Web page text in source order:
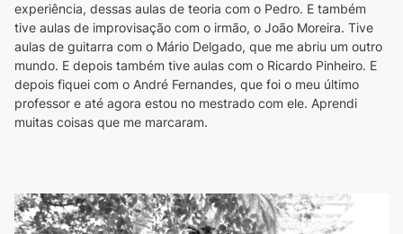
experiência, dessas aulas de teoria com o Pedro. E também
tive aulas de improvisação com o irmão, o João Moreira. Tive
aulas de guitarra com o Mário Delgado, que me abriu um outro
mundo. E depois também tive aulas com o Ricardo Pinheiro. E
depois fiquei com o André Fernandes, que foi o meu último
professor e até agora estou no mestrado com ele. Aprendi
muitas coisas que me marcaram.